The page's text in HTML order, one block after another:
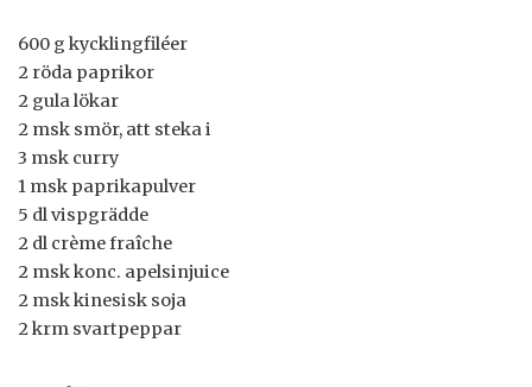
600 g kycklingfiléer
2 röda paprikor
2 gula lökar
2 msk smör, att steka i
3 msk curry
1 msk paprikapulver
5 dl vispgrädde
2 dl crème fraîche
2 msk konc. apelsinjuice
2 msk kinesisk soja
2 krm svartpeppar